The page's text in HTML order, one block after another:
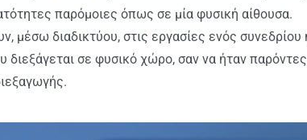
παρόμοιες όπως σε μία φυσική αίθουσα.
μέσω διαδικτύου, στις εργασίες ενός συνεδρίου
σε φυσικό χώρο, σαν να ήταν